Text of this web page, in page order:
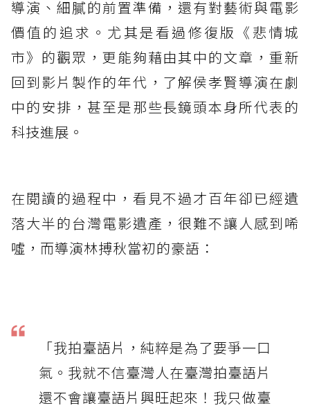
導演、細膩的前置準備，還有對藝術與電影
價值的追求。尤其是看過修復版《悲情城
市》的觀眾，更能夠藉由其中的文章，重新
回到影片製作的年代，了解侯孝賢導演在劇
中的安排，甚至是那些長鏡頭本身所代表的
科技進展。
在閱讀的過程中，看見不過才百年卻已經遺
落大半的台灣電影遺產，很難不讓人感到唏
噓，而導演林搏秋當初的豪語：
「我拍臺語片，純粹是為了要爭一口
氣。我就不信臺灣人在臺灣拍臺語片
還不會讓臺語片興旺起來！我只做臺